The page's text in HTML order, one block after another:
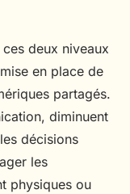
deux niveaux
en place de
partagés.
diminuent
décisions
les
physiques ou